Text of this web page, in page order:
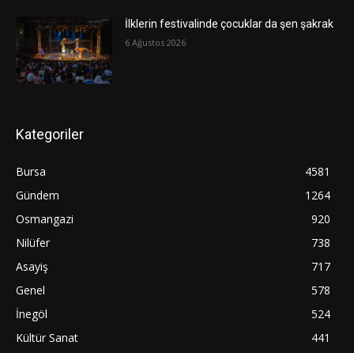
İlklerin festivalinde çocuklar da şen şakrak
6 Ağustos 2026
Kategoriler
Bursa
4581
Gündem
1264
Osmangazi
920
Nilüfer
738
Asayiş
717
Genel
578
İnegöl
524
Kültür Sanat
441